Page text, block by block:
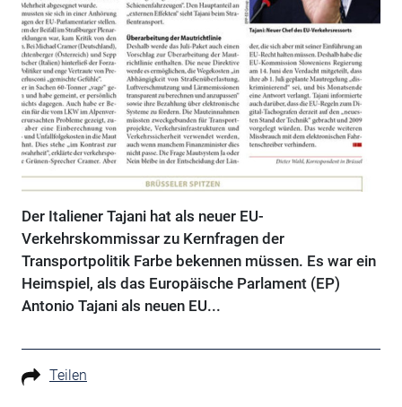
Der Italiener Tajani hat als neuer EU-
Verkehrskommissar zu Kernfragen der
Transportpolitik Farbe bekennen müssen. Es war ein
Heimspiel, als das Europäische Parlament (EP)
Antonio Tajani als neuen EU...
Teilen